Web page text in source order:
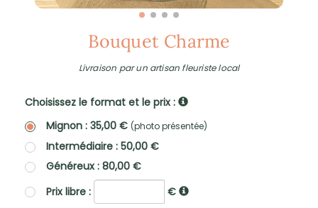
Bouquet Charme
Livraison par un artisan fleuriste local
Choisissez le format et le prix :
Mignon : 35,00 € (photo présentée)
Intermédiaire : 50,00 €
Généreux : 80,00 €
Prix libre :
€